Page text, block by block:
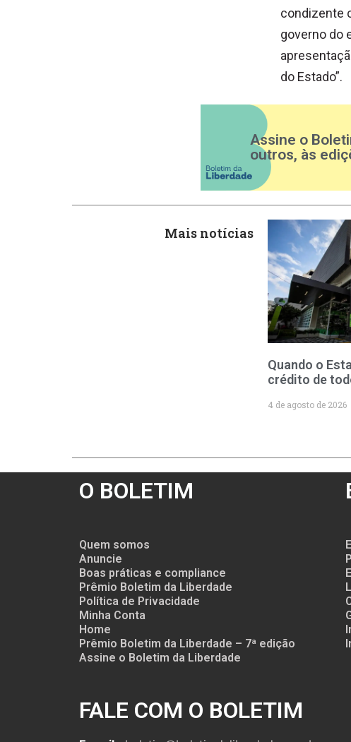
condizente
governo do
do Estado”.
Assine o
outros, às
Mais notícias
Quando o
crédito de
4 de agosto de 2026
O BOLETIM
Quem somos
Anuncie
Boas práticas e compliance
Prêmio Boletim da Liberdade
Política de Privacidade
Minha Conta
Home
Prêmio Boletim da Liberdade – 7ª edição
Assine o Boletim da Liberdade
FALE COM O BOLETIM